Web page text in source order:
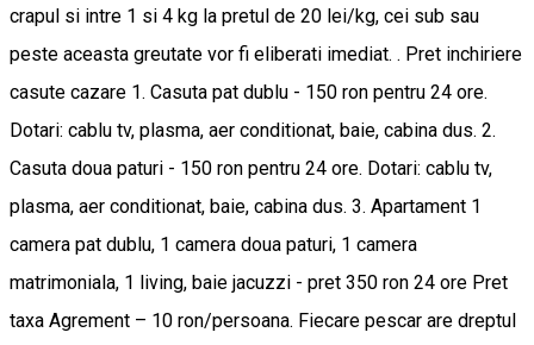
crapul si intre 1 si 4 kg la pretul de 20 lei/kg, cei sub sau
peste aceasta greutate vor fi eliberati imediat. . Pret inchiriere
casute cazare 1. Casuta pat dublu - 150 ron pentru 24 ore.
Dotari: cablu tv, plasma, aer conditionat, baie, cabina dus. 2.
Casuta doua paturi - 150 ron pentru 24 ore. Dotari: cablu tv,
plasma, aer conditionat, baie, cabina dus. 3. Apartament 1
camera pat dublu, 1 camera doua paturi, 1 camera
matrimoniala, 1 living, baie jacuzzi - pret 350 ron 24 ore Pret
taxa Agrement – 10 ron/persoana. Fiecare pescar are dreptul